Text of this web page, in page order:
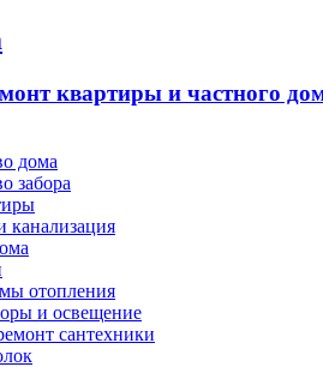
квартиры и частного
дома
забора
канализация
отопления
и освещение
сантехники